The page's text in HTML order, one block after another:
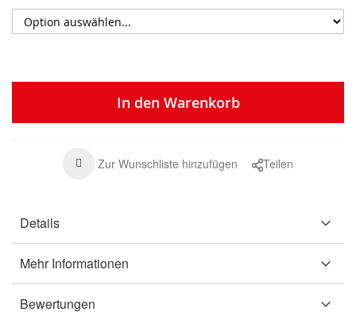
In den Warenkorb
Zur Wunschliste hinzufügen Teilen
Details
Mehr Informationen
Bewertungen